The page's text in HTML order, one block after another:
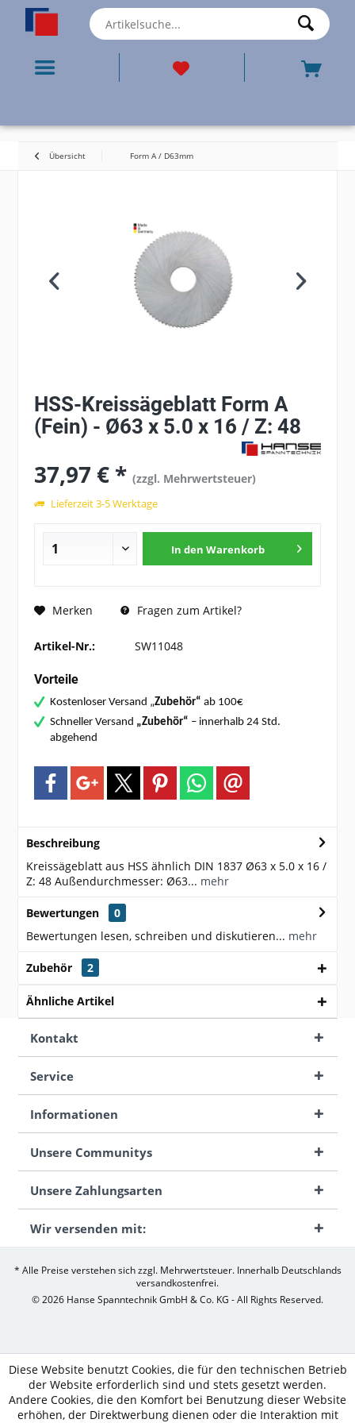
Übersicht Form A / D63mm
HSS-Kreissägeblatt Form A
(Fein) - Ø63 x 5.0 x 16 / Z: 48
37,97 € *(zzgl. Mehrwertsteuer)
Lieferzeit 3-5 Werktage
In den Warenkorb
Merken Fragen zum Artikel?
Artikel-Nr.: SW11048
Vorteile
Kostenloser Versand „Zubehör“ ab 100€
Schneller Versand „Zubehör“ – innerhalb 24 Std.
abgehend
Beschreibung
Kreissägeblatt aus HSS ähnlich DIN 1837 Ø63 x 5.0 x 16 /
Z: 48 Außendurchmesser: Ø63... mehr
Bewertungen
0
Bewertungen lesen, schreiben und diskutieren... mehr
Zubehör 2
Ähnliche Artikel
Kontakt
Service
Informationen
Unsere Communitys
Unsere Zahlungsarten
Wir versenden mit:
* Alle Preise verstehen sich zzgl. Mehrwertsteuer. Innerhalb Deutschlands
versandkostenfrei.
© 2026 Hanse Spanntechnik GmbH & Co. KG - All Rights Reserved.
Diese Website benutzt Cookies, die für den technischen Betrieb
der Website erforderlich sind und stets gesetzt werden.
Andere Cookies, die den Komfort bei Benutzung dieser Website
erhöhen, der Direktwerbung dienen oder die Interaktion mit